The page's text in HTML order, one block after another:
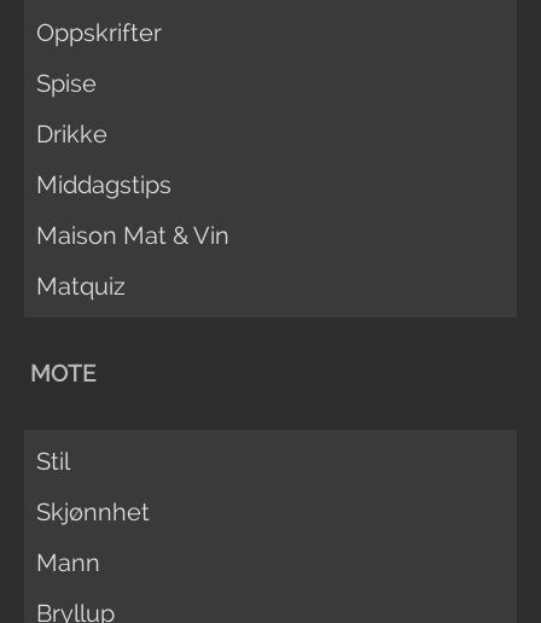
Oppskrifter
Spise
Drikke
Middagstips
Maison Mat & Vin
Matquiz
MOTE
Stil
Skjønnhet
Mann
Bryllup